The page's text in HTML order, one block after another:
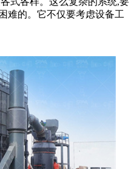
难的。它不仅要考虑设备工